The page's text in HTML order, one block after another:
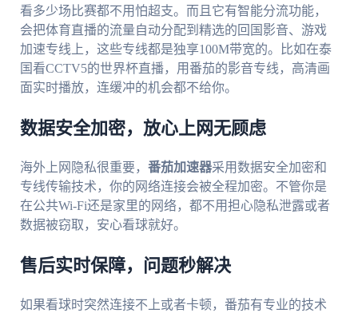
看多少场比赛都不用怕超支。而且它有智能分流功能，
会把体育直播的流量自动分配到精选的回国影音、游戏
加速专线上，这些专线都是独享100M带宽的。比如在泰
国看CCTV5的世界杯直播，用番茄的影音专线，高清画
面实时播放，连缓冲的机会都不给你。
数据安全加密，放心上网无顾虑
海外上网隐私很重要， 番茄加速器采用数据安全加密和
专线传输技术，你的网络连接会被全程加密。不管你是
在公共Wi-Fi还是家里的网络，都不用担心隐私泄露或者
数据被窃取，安心看球就好。
售后实时保障，问题秒解决
如果看球时突然连接不上或者卡顿，番茄有专业的技术